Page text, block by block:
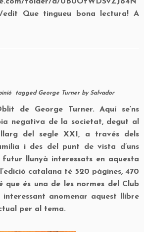
edit Que tingueu bona lectura! A
tagged George Turner by Salvador
de George Turner. Aquí se’ns
negativa de la societat, degut al
del segle XXI, a través dels
i des del punt de vista d’uns
futur llunyà interessats en aquesta
catalana té 520 pàgines, 470
que és una de les normes del Club
anomenar aquest llibre
per al tema.